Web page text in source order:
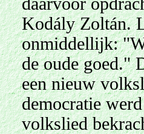
Kodály Zoltán.
onmiddellijk:
de oude goed."
een nieuw
democratie
volkslied